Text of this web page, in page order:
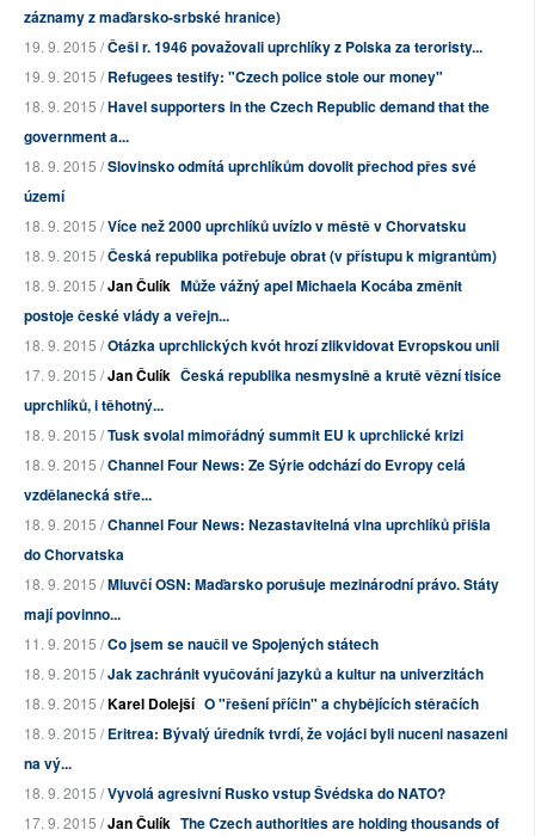
záznamy z maďarsko-srbské hranice)
19. 9. 2015 /Češi r. 1946 považovali uprchlíky z Polska za teroristy...
19. 9. 2015 /Refugees testify: "Czech police stole our money"
18. 9. 2015 /Havel supporters in the Czech Republic demand that the
government a...
18. 9. 2015 /Slovinsko odmítá uprchlíkům dovolit přechod přes své
území
18. 9. 2015 /Více než 2000 uprchlíků uvízlo v městě v Chorvatsku
18. 9. 2015 /Česká republika potřebuje obrat (v přístupu k migrantům)
18. 9. 2015 /Jan Čulík Může vážný apel Michaela Kocába změnit
postoje české vlády a veřejn...
18. 9. 2015 /Otázka uprchlických kvót hrozí zlikvidovat Evropskou unii
17. 9. 2015 /Jan Čulík Česká republika nesmyslně a krutě vězní tisíce
uprchlíků, i těhotný...
18. 9. 2015 /Tusk svolal mimořádný summit EU k uprchlické krizi
18. 9. 2015 /Channel Four News: Ze Sýrie odchází do Evropy celá
vzdělanecká stře...
18. 9. 2015 /Channel Four News: Nezastavitelná vlna uprchlíků přišla
do Chorvatska
18. 9. 2015 /Mluvčí OSN: Maďarsko porušuje mezinárodní právo. Státy
mají povinno...
11. 9. 2015 /Co jsem se naučil ve Spojených státech
18. 9. 2015 /Jak zachránit vyučování jazyků a kultur na univerzitách
18. 9. 2015 /Karel Dolejší O "řešení příčin" a chybějících stěračích
18. 9. 2015 /Eritrea: Bývalý úředník tvrdí, že vojáci byli nuceni nasazeni
na vý...
18. 9. 2015 /Vyvolá agresivní Rusko vstup Švédska do NATO?
17. 9. 2015 /Jan Čulík The Czech authorities are holding thousands of